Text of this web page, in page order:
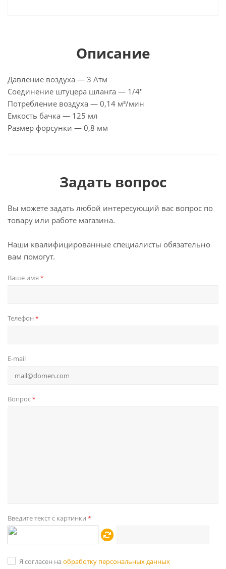
Описание
Давление воздуха — 3 Атм
Соединение штуцера шланга — 1/4″
Потребление воздуха — 0,14 м³/мин
Емкость бачка — 125 мл
Размер форсунки — 0,8 мм
Задать вопрос
Вы можете задать любой интересующий вас вопрос по
товару или работе магазина.
Наши квалифицированные специалисты обязательно
вам помогут.
Ваше имя *
Телефон *
E-mail
Вопрос*
Введите текст с картинки *
Я согласен на обработку персональных данных